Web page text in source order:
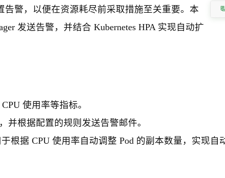
告警，以便在资源耗尽前采取措施至关重要。本
发送告警，并结合 Kubernetes HPA 实现自动扩
使用率等指标。
并根据配置的规则发送告警邮件。
根据 CPU 使用率自动调整 Pod 的副本数量，实现自